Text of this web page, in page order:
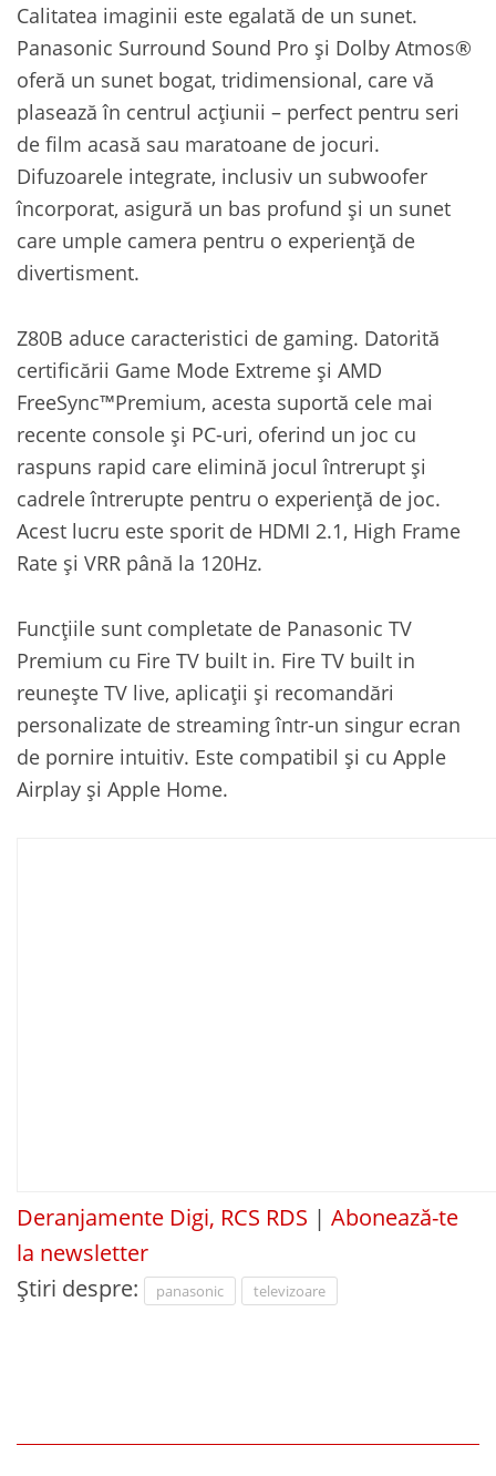
Calitatea imaginii este egalată de un sunet.
Panasonic Surround Sound Pro și Dolby Atmos®
oferă un sunet bogat, tridimensional, care vă
plasează în centrul acțiunii – perfect pentru seri
de film acasă sau maratoane de jocuri.
Difuzoarele integrate, inclusiv un subwoofer
încorporat, asigură un bas profund și un sunet
care umple camera pentru o experiență de
divertisment.
Z80B aduce caracteristici de gaming. Datorită
certificării Game Mode Extreme și AMD
FreeSync™Premium, acesta suportă cele mai
recente console și PC-uri, oferind un joc cu
raspuns rapid care elimină jocul întrerupt și
cadrele întrerupte pentru o experiență de joc.
Acest lucru este sporit de HDMI 2.1, High Frame
Rate și VRR până la 120Hz.
Funcțiile sunt completate de Panasonic TV
Premium cu Fire TV built in. Fire TV built in
reunește TV live, aplicații și recomandări
personalizate de streaming într-un singur ecran
de pornire intuitiv. Este compatibil și cu Apple
Airplay și Apple Home.
Deranjamente Digi, RCS RDS | Abonează-te
la newsletter
Știri despre:
panasonic televizoare